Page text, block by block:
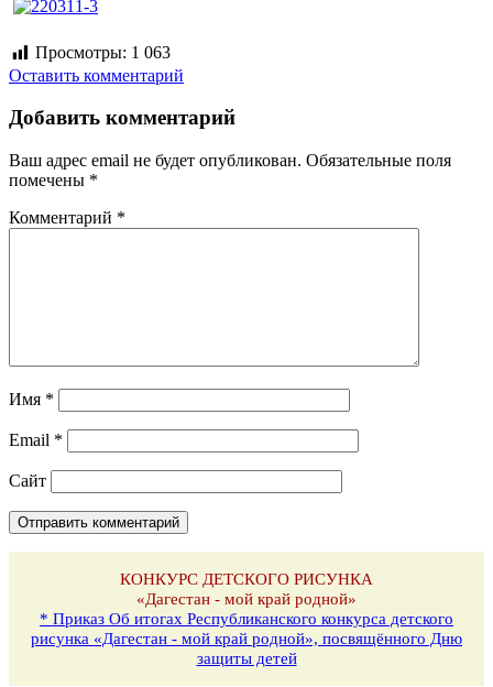
Просмотры: 1 063
Оставить комментарий
Добавить комментарий
Ваш адрес email не будет опубликован. Обязательные поля
помечены *
Комментарий *
Имя *
Email *
Сайт
КОНКУРС ДЕТСКОГО РИСУНКА
«Дагестан - мой край родной»
* Приказ Об итогах Республиканского конкурса детского
рисунка «Дагестан - мой край родной», посвящённого Дню
защиты детей